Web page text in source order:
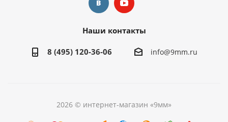
Наши контакты
8 (495) 120-36-06 info@9mm.ru
2026 © интернет-магазин «9мм»